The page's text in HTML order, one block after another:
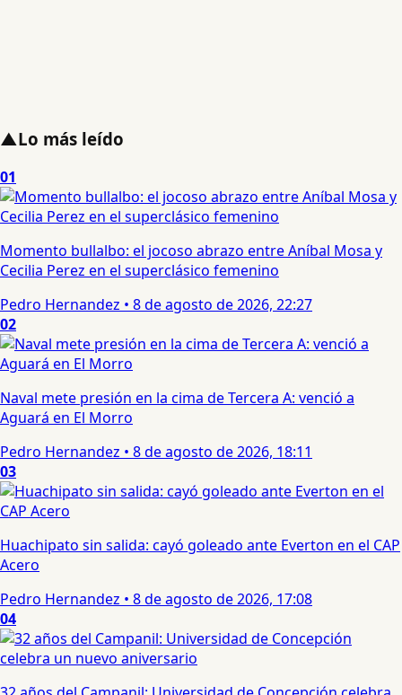
▲Lo más leído
01
Momento bullalbo: el jocoso abrazo entre Aníbal Mosa y
Cecilia Perez en el superclásico femenino
Pedro Hernandez • 8 de agosto de 2026, 22:27
02
Naval mete presión en la cima de Tercera A: venció a
Aguará en El Morro
Pedro Hernandez • 8 de agosto de 2026, 18:11
03
Huachipato sin salida: cayó goleado ante Everton en el CAP
Acero
Pedro Hernandez • 8 de agosto de 2026, 17:08
04